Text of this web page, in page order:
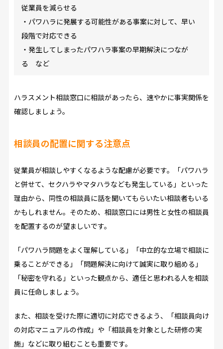
従業員を減らせる
・パワハラに発展する可能性がある事案に対して、早い
段階で対応できる
・発生してしまったパワハラ事案の早期解決につなが
る など
ハラスメント相談窓口に相談があったら、速やかに事実関係を
確認しましょう。
相談員の配置に関する注意点
従業員が相談しやすくなるような配慮が必要です。「パワハラ
と併せて、セクハラやマタハラなども発生している」といった
理由から、同性の相談員に話を聞いてもらいたい相談者もいる
かもしれません。そのため、相談窓口には男性と女性の相談員
を配置するのが望ましいです。
「パワハラ問題をよく理解している」「中立的な立場で相談に
乗ることができる」「問題解決に向けて誠実に取り組める」
「秘密を守れる」といった観点から、適任と思われる人を相談
員に任命しましょう。
また、相談を受けた際に適切に対応できるよう、「相談員向け
の対応マニュアルの作成」や「相談員を対象とした研修の実
施」などに取り組むことも重要です。